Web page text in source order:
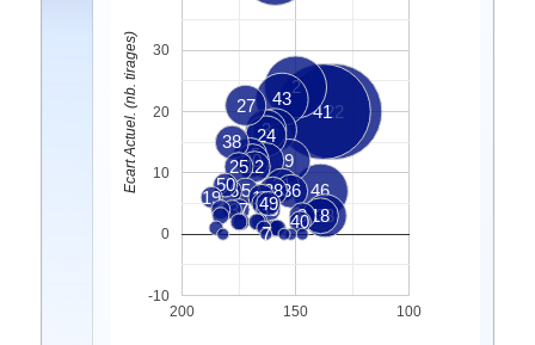
22
41
2
46
43
6
9
33
3
24
27
1
18
15
20
3136
38
12
25
28
5
8
14
4
26
35
49
50
19
37
40
7
200 150 100
-10
0
10
20
30
Ecart Actuel. (nb. tirages)